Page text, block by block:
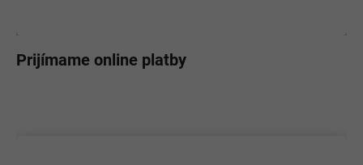
Prijímame online platby